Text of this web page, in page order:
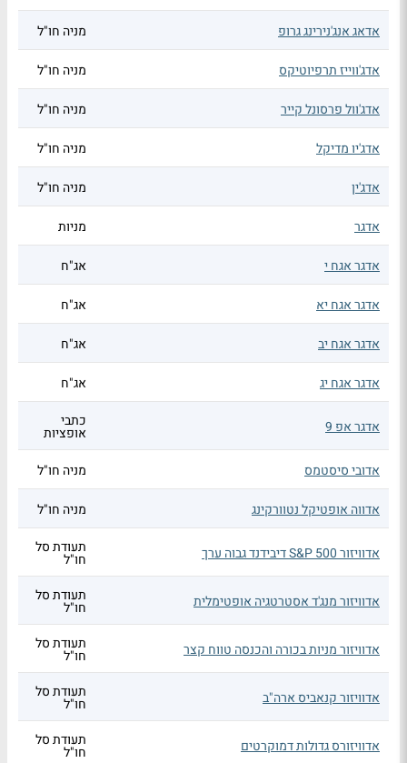
אדאג אנג'נירינג גרופ מניה חו"ל
אדג'ווייז תרפיוטיקס מניה חו"ל
אדג'וול פרסונל קייר מניה חו"ל
אדג'יו מדיקל מניה חו"ל
אדג'ין מניה חו"ל
אדגר מניות
אדגר אגח י אג"ח
אדגר אגח יא אג"ח
אדגר אגח יב אג"ח
אדגר אגח יג אג"ח
אדגר אפ 9 כתבי
אופציות
אדובי סיסטמס
מניה חו"ל
אדווה אופטיקל נטוורקינג מניה חו"ל
אדוויזור S&P 500 דיבידנד גבוה ערך תעודת סל
חו"ל
אדוויזור מנג'ד אסטרטגיה אופטימלית תעודת סל
חו"ל
אדוויזור מניות בכורה והכנסה טווח קצר תעודת סל
חו"ל
אדוויזור קנאביס ארה"ב תעודת סל
חו"ל
אדוויזורס גדולות דמוקרטים תעודת סל
חו"ל